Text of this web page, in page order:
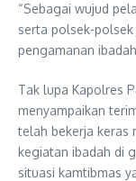
“Sebagai wujud
serta polsek-
pengamanan
Tak lupa Kapolres
menyampaikan
telah bekerja keras
kegiatan ibadah di
situasi kamtibmas